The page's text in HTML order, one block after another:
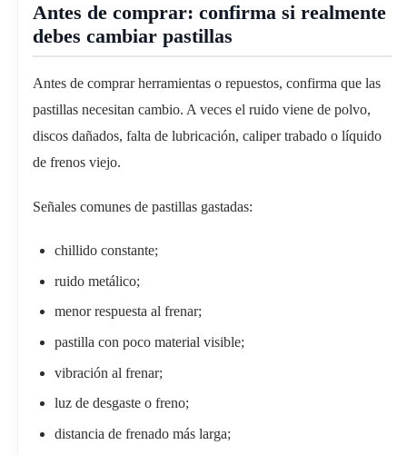
Antes de comprar: confirma si realmente
debes cambiar pastillas
Antes de comprar herramientas o repuestos, confirma que las
pastillas necesitan cambio. A veces el ruido viene de polvo,
discos dañados, falta de lubricación, caliper trabado o líquido
de frenos viejo.
Señales comunes de pastillas gastadas:
chillido constante;
ruido metálico;
menor respuesta al frenar;
pastilla con poco material visible;
vibración al frenar;
luz de desgaste o freno;
distancia de frenado más larga;